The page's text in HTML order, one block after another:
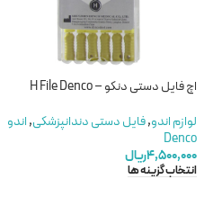
اچ فایل دستی دنکو – H File Denco
لوازم اندو,فایل دستی دندانپزشکی,اندو
Denco
۴,۵۰۰,۰۰۰ریال
انتخاب گزینه ها